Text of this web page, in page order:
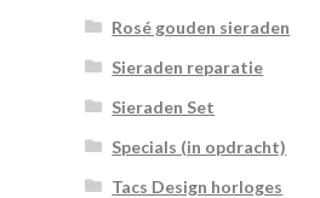
Rosé gouden sieraden
Sieraden reparatie
Sieraden Set
Specials (in opdracht)
Tacs Design horloges